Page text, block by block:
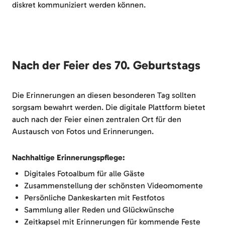
diskret kommuniziert werden können.
Nach der Feier des 70. Geburtstags
Die Erinnerungen an diesen besonderen Tag sollten
sorgsam bewahrt werden. Die digitale Plattform bietet
auch nach der Feier einen zentralen Ort für den
Austausch von Fotos und Erinnerungen.
Nachhaltige Erinnerungspflege:
Digitales Fotoalbum für alle Gäste
Zusammenstellung der schönsten Videomomente
Persönliche Dankeskarten mit Festfotos
Sammlung aller Reden und Glückwünsche
Zeitkapsel mit Erinnerungen für kommende Feste